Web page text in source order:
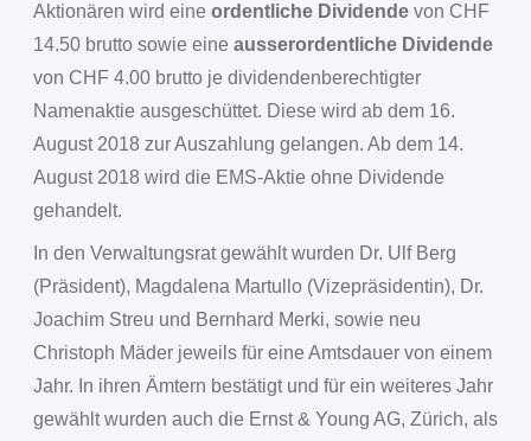
Aktionären wird eine ordentliche Dividende von CHF
14.50 brutto sowie eine ausserordentliche Dividende
von CHF 4.00 brutto je dividendenberechtigter
Namenaktie ausgeschüttet. Diese wird ab dem 16.
August 2018 zur Auszahlung gelangen. Ab dem 14.
August 2018 wird die EMS-Aktie ohne Dividende
gehandelt.
In den Verwaltungsrat gewählt wurden Dr. Ulf Berg
(Präsident), Magdalena Martullo (Vizepräsidentin), Dr.
Joachim Streu und Bernhard Merki, sowie neu
Christoph Mäder jeweils für eine Amtsdauer von einem
Jahr. In ihren Ämtern bestätigt und für ein weiteres Jahr
gewählt wurden auch die Ernst & Young AG, Zürich, als